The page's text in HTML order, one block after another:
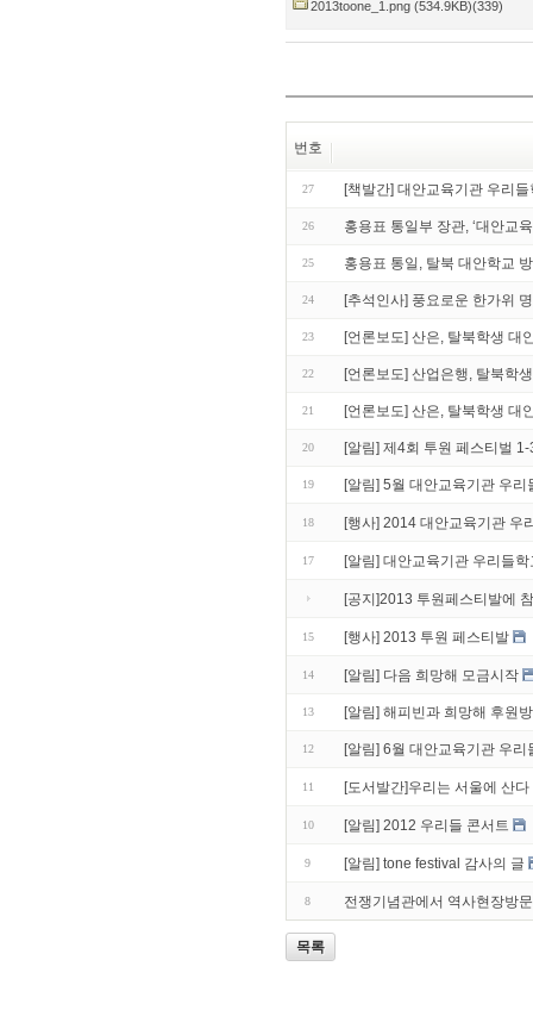
2013toone_1.png (534.9KB)(339)
번호
27 [책발간] 대안교육기관 우리
26 홍용표 통일부 장관, ‘대안교
25 홍용표 통일, 탈북 대안학교
24 [추석인사] 풍요로운 한가위
23 [언론보도] 산은, 탈북학생 대
22 [언론보도] 산업은행, 탈북학
21 [언론보도] 산은, 탈북학생 대
20 [알림] 제4회 투원 페스티벌
19 [알림] 5월 대안교육기관 우
18 [행사] 2014 대안교육기관 우
17 [알림] 대안교육기관 우리들
[공지]2013 투원페스티발에
15 [행사] 2013 투원 페스티발
14 [알림] 다음 희망해 모금시작
13 [알림] 해피빈과 희망해 후원
12 [알림] 6월 대안교육기관 우리
11 [도서발간]우리는 서울에 산다
10 [알림] 2012 우리들 콘서트
9 [알림] tone festival 감사의 글
8 전쟁기념관에서 역사현장방
목록